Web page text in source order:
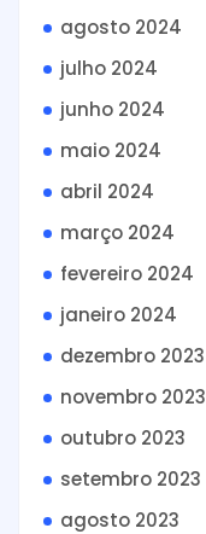
agosto 2024
julho 2024
junho 2024
maio 2024
abril 2024
março 2024
fevereiro 2024
janeiro 2024
dezembro 2023
novembro 2023
outubro 2023
setembro 2023
agosto 2023